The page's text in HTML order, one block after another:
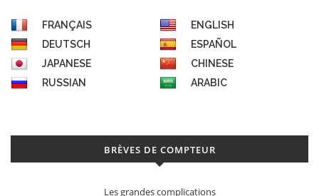
FRANÇAIS
ENGLISH
DEUTSCH
ESPAÑOL
JAPANESE
CHINESE
RUSSIAN
ARABIC
BRÈVES DE COMPTEUR
Les grandes complications